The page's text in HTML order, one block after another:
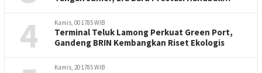
4 Kamis, 00 1785 WIB
Terminal Teluk Lamong Perkuat Green Port,
Gandeng BRIN Kembangkan Riset Ekologis
Kamis, 20 1785 WIB